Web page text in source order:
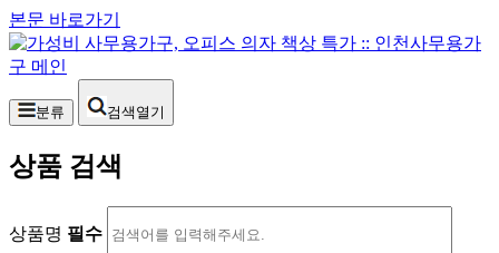
본문 바로가기
분류 검색열기
상품 검색
상품명 필수